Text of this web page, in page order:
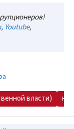
, Youtube,
власти)